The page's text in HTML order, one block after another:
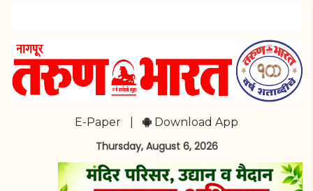
E-Paper Download App
Thursday, August 6, 2026